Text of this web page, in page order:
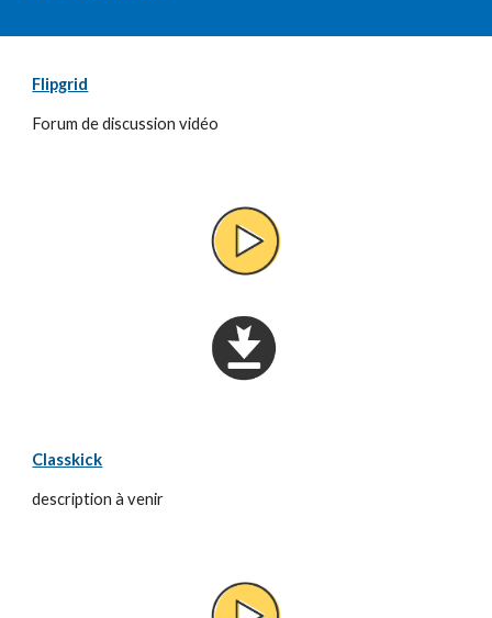
Flipgrid
Forum de discussion vidéo
Classkick
description à venir